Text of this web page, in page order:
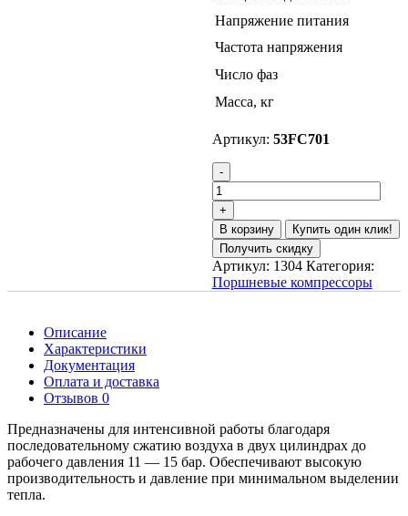
Напряжение питания
Частота напряжения
Число фаз
Масса, кг
Артикул: 53FC701
В корзину
Купить один клик!
Получить скидку
Артикул: 1304 Категория:
Поршневые компрессоры
Описание
Характеристики
Документация
Оплата и доставка
Отзывов 0
Предназначены для интенсивной работы благодаря
последовательному сжатию воздуха в двух цилиндрах до
рабочего давления 11 — 15 бар. Обеспечивают высокую
производительность и давление при минимальном выделении
тепла.